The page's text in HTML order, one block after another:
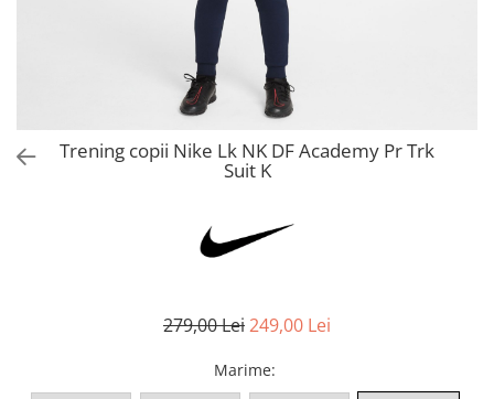
Pantaloni lungi fotbal copii
Imbracaminte fotbal femei
Tricouri fotbal femei
Sorturi fotbal femei
Trening copii Nike Lk NK DF Academy Pr Trk
Suit K
279,00 Lei249,00 Lei
Marime: